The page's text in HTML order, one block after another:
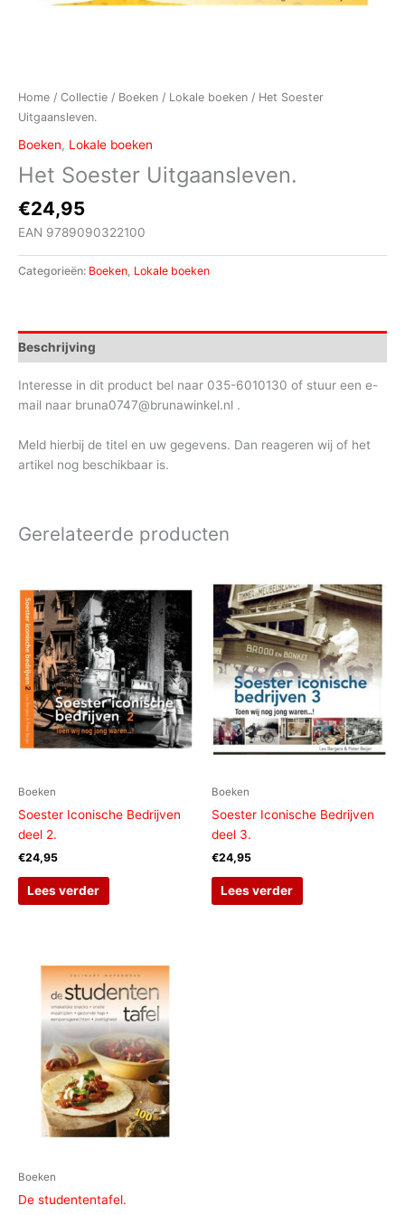
Home / Collectie / Boeken / Lokale boeken / Het Soester
Uitgaansleven.
Boeken, Lokale boeken
Het Soester Uitgaansleven.
€24,95
EAN 9789090322100
Categorieën: Boeken Lokale boeken
Beschrijving
Interesse in dit product bel naar 035-6010130 of stuur een e-
mail naar bruna0747@brunawinkel.nl .
Meld hierbij de titel en uw gegevens. Dan reageren wij of het
artikel nog beschikbaar is.
Gerelateerde producten
Boeken
Soester Iconische Bedrijven
deel 2.
€24,95
Lees verder
Boeken
Soester Iconische Bedrijven
deel 3.
€24,95
Lees verder
Boeken
De studententafel.